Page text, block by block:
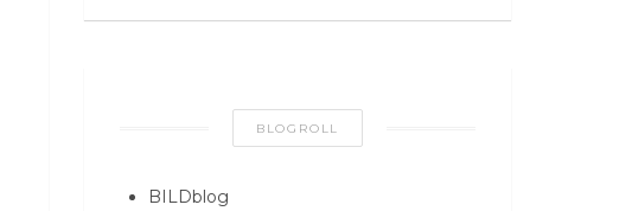
BLOGROLL
BILDblog